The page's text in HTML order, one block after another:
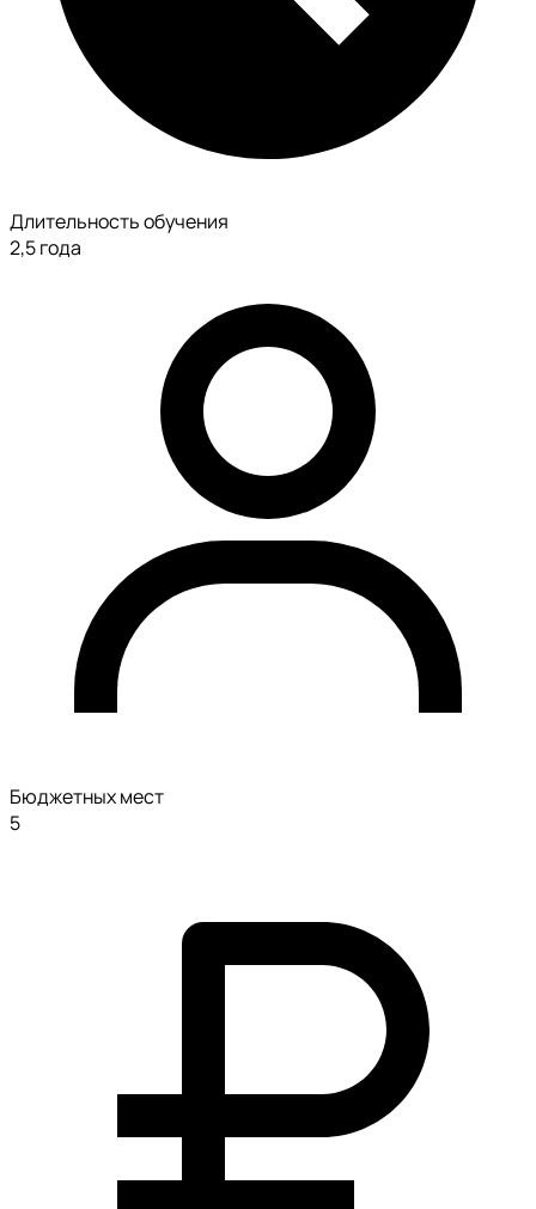
Длительность обучения
2,5 года
Бюджетных мест
5